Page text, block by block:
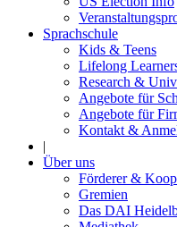
Sprachschule
Kids & Teens
Lifelong
Research &
Angebote für
Angebote für
Kontakt &
|
Über uns
Förderer &
Gremien
Das DAI